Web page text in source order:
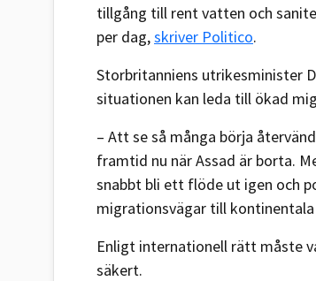
tillgång till rent vatten och
per dag,skriver Politico.
Storbritanniens utrikesminister
situationen kan leda till ökad
– Att se så många börja
framtid nu när Assad är borta.
snabbt bli ett flöde ut igen och
migrationsvägar till
Enligt internationell rätt måste
säkert.